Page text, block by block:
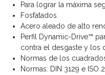
Para lograr la máxima
Fosfatados.
Acero aleado de alto
Perfil Dynamic-Drive™
contra el desgaste y los
Normas de los
Normas: DIN 3129 e ISO